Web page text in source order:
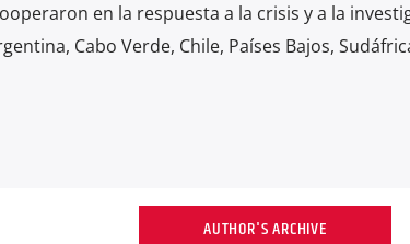
en la respuesta a la crisis y a la
Cabo Verde, Chile, Países Bajos,
AUTHOR'S ARCHIVE